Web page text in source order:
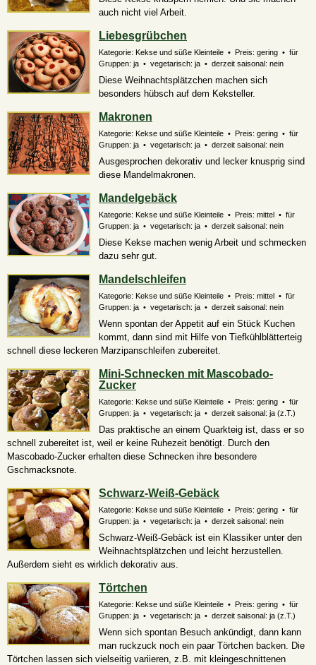
auch nicht viel Arbeit.
Liebesgrübchen
Kategorie: Kekse und süße Kleinteile • Preis: gering • für
Gruppen: ja • vegetarisch: ja • derzeit saisonal: nein
Diese Weihnachtsplätzchen machen sich
besonders hübsch auf dem Keksteller.
Makronen
Kategorie: Kekse und süße Kleinteile • Preis: gering • für
Gruppen: ja • vegetarisch: ja • derzeit saisonal: nein
Ausgesprochen dekorativ und lecker knusprig sind
diese Mandelmakronen.
Mandelgebäck
Kategorie: Kekse und süße Kleinteile • Preis: mittel • für
Gruppen: ja • vegetarisch: ja • derzeit saisonal: nein
Diese Kekse machen wenig Arbeit und schmecken
dazu sehr gut.
Mandelschleifen
Kategorie: Kekse und süße Kleinteile • Preis: mittel • für
Gruppen: ja • vegetarisch: ja • derzeit saisonal: nein
Wenn spontan der Appetit auf ein Stück Kuchen
kommt, dann sind mit Hilfe von Tiefkühlblätterteig
schnell diese leckeren Marzipanschleifen zubereitet.
Mini-Schnecken mit Mascobado-
Zucker
Kategorie: Kekse und süße Kleinteile • Preis: gering • für
Gruppen: ja • vegetarisch: ja • derzeit saisonal: ja (z.T.)
Das praktische an einem Quarkteig ist, dass er so
schnell zubereitet ist, weil er keine Ruhezeit benötigt. Durch den
Mascobado-Zucker erhalten diese Schnecken ihre besondere
Gschmacksnote.
Schwarz-Weiß-Gebäck
Kategorie: Kekse und süße Kleinteile • Preis: gering • für
Gruppen: ja • vegetarisch: ja • derzeit saisonal: nein
Schwarz-Weiß-Gebäck ist ein Klassiker unter den
Weihnachtsplätzchen und leicht herzustellen.
Außerdem sieht es wirklich dekorativ aus.
Törtchen
Kategorie: Kekse und süße Kleinteile • Preis: gering • für
Gruppen: ja • vegetarisch: ja • derzeit saisonal: ja (z.T.)
Wenn sich spontan Besuch ankündigt, dann kann
man ruckzuck noch ein paar Törtchen backen. Die
Törtchen lassen sich vielseitig variieren, z.B. mit kleingeschnittenen